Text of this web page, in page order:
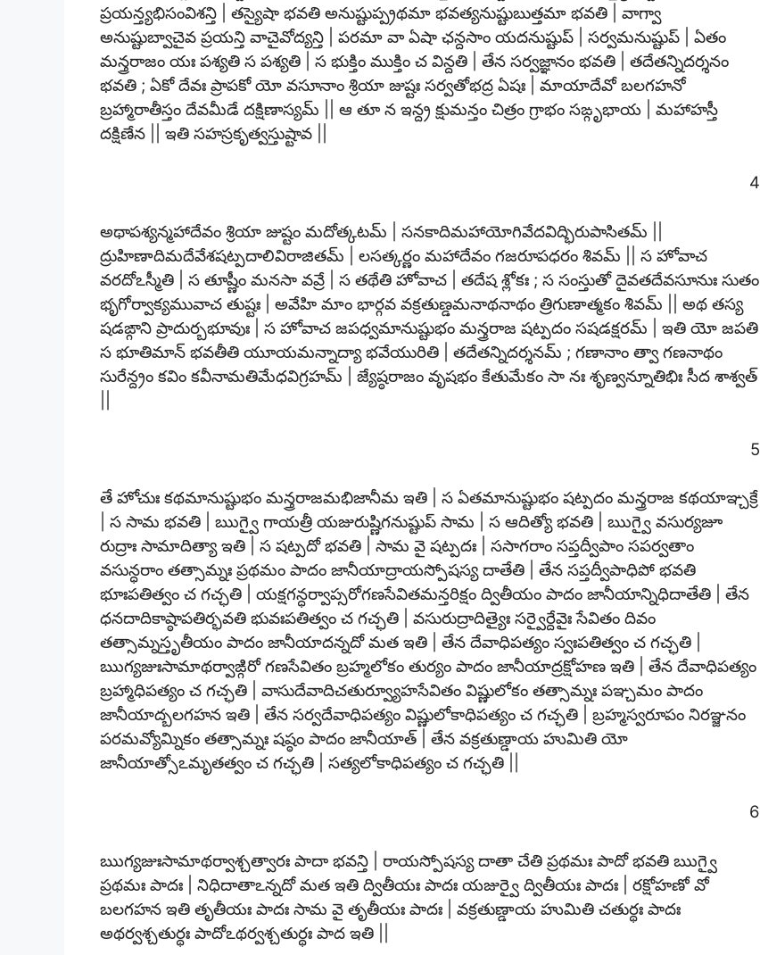
ప్రయన్త్యభిసంవిశన్తి | తస్యైషా భవతి అనుష్టుప్ప్రథమా భవత్యనుష్టుబుత్తమా భవతి | వాగ్వా
అనుష్టుబ్వాచైవ ప్రయన్తి వాచైవోద్యన్తి | పరమా వా ఏషా ఛన్దసాం యదనుష్టుప్ | సర్వమనుష్టుప్ | ఏతం
మన్త్రరాజం యః పశ్యతి స పశ్యతి | స భుక్తిం ముక్తిం చ విన్దతి | తేన సర్వజ్ఞానం భవతి | తదేతన్నిదర్శనం
భవతి ; ఏకో దేవః ప్రాపకో యో వసూనాం శ్రియా జుష్టః సర్వతోభద్ర ఏషః | మాయాదేవో బలగహనో
బ్రహ్మారాతీస్తం దేవమీడే దక్షిణాస్యమ్ || ఆ తూ న ఇన్ద్ర క్షుమన్తం చిత్రం గ్రాభం సఙ్గృభాయ | మహాహస్తీ
దక్షిణేన || ఇతి సహస్రకృత్వస్తుష్టావ ||
4
అథాపశ్యన్మహాదేవం శ్రియా జుష్టం మదోత్కటమ్ | సనకాదిమహాయోగివేదవిద్భిరుపాసితమ్ ||
ద్రుహిణాదిమదేవేశషట్పదాలివిరాజితమ్ | లసత్కర్ణం మహాదేవం గజరూపధరం శివమ్ || స హోవాచ
వరదోఽస్మీతి | స తూష్ణీం మనసా వవ్రే | స తథేతి హోవాచ | తదేష శ్లోకః ; స సంస్తుతో దైవతదేవసూనుః సుతం
భృగోర్వాక్యమువాచ తుష్టః | అవేహి మాం భార్గవ వక్రతుణ్డమనాథనాథం త్రిగుణాత్మకం శివమ్ || అథ తస్య
షడఙ్గాని ప్రాదుర్బభూవుః | స హోవాచ జపధ్వమానుష్టుభం మన్త్రరాజ షట్పదం సషడక్షరమ్ | ఇతి యో జపతి
స భూతిమాన్ భవతీతి యూయమన్నాద్యా భవేయురితి | తదేతన్నిదర్శనమ్ ; గణానాం త్వా గణనాథం
సురేన్ద్రం కవిం కవీనామతిమేధవిగ్రహమ్ | జ్యేష్ఠరాజం వృషభం కేతుమేకం సా నః శృణ్వన్నూతిభిః సీద శాశ్వత్
5
తే హోచుః కథమానుష్టుభం మన్త్రరాజమభిజానీమ ఇతి | స ఏతమానుష్టుభం షట్పదం మన్త్రరాజ కథయాఞ్చక్రే
| స సామ భవతి | ఋగ్వై గాయత్రీ యజురుష్ణిగనుష్టుప్ సామ | స ఆదిత్యో భవతి | ఋగ్వై వసుర్యజూ
రుద్రాః సామాదిత్యా ఇతి | స షట్పదో భవతి | సామ వై షట్పదః | ససాగరాం సప్తద్వీపాం సపర్వతాం
వసున్ధరాం తత్సామ్నః ప్రథమం పాదం జానీయాద్రాయస్పోషస్య దాతేతి | తేన సప్తద్వీపాధిపో భవతి
భూఃపతిత్వం చ గచ్ఛతి | యక్షగన్ధర్వాప్సరోగణసేవితమన్తరిక్షం ద్వితీయం పాదం జానీయాన్నిధిదాతేతి | తేన
ధనదాదికాష్ఠాపతిర్భవతి భువఃపతిత్వం చ గచ్ఛతి | వసురుద్రాదిత్యైః సర్వైర్దేవైః సేవితం దివం
తత్సామ్నస్తృతీయం పాదం జానీయాదన్నదో మత ఇతి | తేన దేవాధిపత్యం స్వఃపతిత్వం చ గచ్ఛతి |
ఋగ్యజుఃసామాథర్వాఙ్గిరో గణసేవితం బ్రహ్మలోకం తుర్యం పాదం జానీయాద్రక్షోహణ ఇతి | తేన దేవాధిపత్యం
బ్రహ్మాధిపత్యం చ గచ్ఛతి | వాసుదేవాదిచతుర్వ్యూహసేవితం విష్ణులోకం తత్సామ్నః పఞ్చమం పాదం
జానీయాద్బలగహన ఇతి | తేన సర్వదేవాధిపత్యం విష్ణులోకాధిపత్యం చ గచ్ఛతి | బ్రహ్మస్వరూపం నిరఞ్జనం
పరమవ్యోమ్నికం తత్సామ్నః షష్ఠం పాదం జానీయాత్ | తేన వక్రతుణ్డాయ హుమితి యో
జానీయాత్సోఽమృతత్వం చ గచ్ఛతి | సత్యలోకాధిపత్యం చ గచ్ఛతి ||
6
ఋగ్యజుఃసామాథర్వాశ్చత్వారః పాదా భవన్తి | రాయస్పోషస్య దాతా చేతి ప్రథమః పాదో భవతి ఋగ్వై
ప్రథమః పాదః | నిధిదాతాఽన్నదో మత ఇతి ద్వితీయః పాదః యజుర్వై ద్వితీయః పాదః | రక్షోహణో వో
బలగహన ఇతి తృతీయః పాదః సామ వై తృతీయః పాదః | వక్రతుణ్డాయ హుమితి చతుర్థః పాదః
అథర్వశ్చతుర్థః పాదోఽథర్వశ్చతుర్థః పాద ఇతి ||